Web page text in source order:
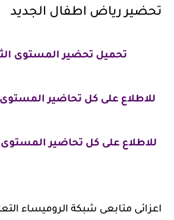
تحضير رياض اطفال الجديد
تحميل تحضير المستوى
للاطلاع على كل تحاضير
للاطلاع على كل تحاضير
اعزائى متابعى شبكة الروميساء